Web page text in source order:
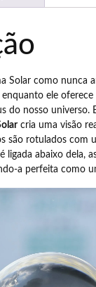
Solar como nunca
ele oferece
do nosso universo.
cria uma visão
são rotulados com
ligada abaixo dela,
a perfeita como